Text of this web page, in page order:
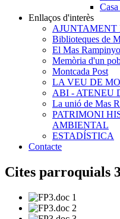
Enllaços d'interès
Biblioteques de
El Mas Rampinyo
Memòria d'un
Montcada Post
LA VEU DE
ABI - ATENEU
La unió de Mas
PATRIMONI
AMBIENTAL
ESTADÍSTICA
Contacte
Cites parroquials